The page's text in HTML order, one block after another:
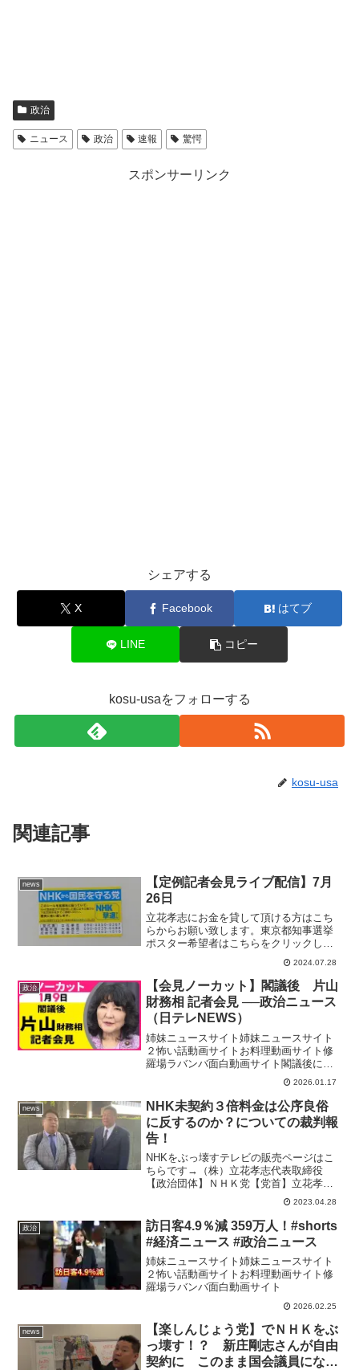
政治
ニュース 政治 速報 驚愕
スポンサーリンク
シェアする
X Facebook はてブ
LINE コピー
kosu-usaをフォローする
kosu-usa
関連記事
news
【定例記者会見ライブ配信】7月
26日
立花孝志にお金を貸して頂ける方はこち
らからお願い致します。東京都知事選挙
ポスター希望者はこちらをクリックして
下さい。→立花孝志がアルバイトをして
いる銀座ＢＡＲ→ＡＩ立花孝志チャンネ
ル立花孝志の携帯電話番号情報お待ちし
ています。→080250...
2024.07.28
政治
【会見ノーカット】閣議後 片山
財務相 記者会見 ──政治ニュース
（日テレNEWS）
姉妹ニュースサイト姉妹ニュースサイト
２怖い話動画サイトお料理動画サイト修
羅場ラバンバ面白動画サイト閣議後に行
われた片山財務相による記者会見の模様
を配信します◇メンバーシップ「日テレ
NEWSクラブ」始まりました月額290円で
所属歴に応じ色が変...
2026.01.17
news
NHK未契約３倍料金は公序良俗
に反するのか？についての裁判報
告！
NHKをぶっ壊すテレビの販売ページはこ
ちらです→（株）立花孝志代表取締役
【政治団体】ＮＨＫ党【党首】立花孝志
の公式YouTubeチャンネルです。立花孝
志の携帯電話番号 08025089347国民の
多くがテレビをチューナレステレビに買
い替える...
2023.04.28
政治
訪日客4.9％減 359万人！#shorts
#経済ニュース #政治ニュース
姉妹ニュースサイト姉妹ニュースサイト
２怖い話動画サイトお料理動画サイト修
羅場ラバンバ面白動画サイト
2026.02.25
news
【楽しんじょう党】でＮＨＫをぶ
っ壊す！？ 新庄剛志さんが自由
契約に このまま国会議員になっ